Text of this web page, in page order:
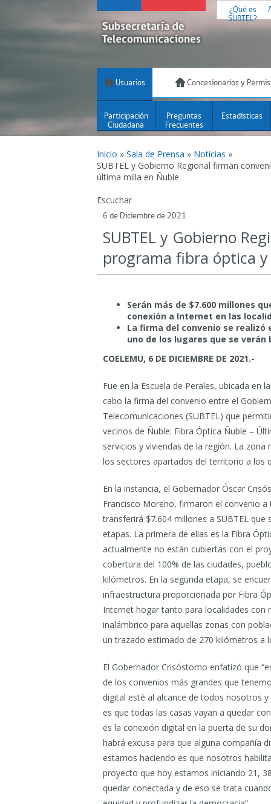
¿Qué es
SUBTEL?
Usuarios Concesionarios y
Participación
Ciudadana
Preguntas
Frecuentes
Estadísticas
Inicio » Sala de Prensa » Noticias »
SUBTEL y Gobierno Regional firman
última milla en Ñuble
Escuchar
6 de Diciembre de 2021
SUBTEL y Gobierno
programa fibra óptica
Serán más de $7.600 millones
conexión a Internet en las
La firma del convenio se realizó
uno de los lugares que se
COELEMU, 6 DE DICIEMBRE DE 2021.-
Fue en la Escuela de Perales, ubicada en
cabo la firma del convenio entre el
Telecomunicaciones (SUBTEL) que
vecinos de Ñuble: Fibra Óptica Ñuble –
servicios y viviendas de la región. La
los sectores apartados del territorio a los
En la instancia, el Gobernador Óscar
Francisco Moreno, firmaron el convenio
transferirá $7.604 millones a SUBTEL
etapas. La primera de ellas es la Fibra
actualmente no están cubiertas con el
cobertura del 100% de las ciudades,
kilómetros. En la segunda etapa, se
infraestructura proporcionada por Fibra
Internet hogar tanto para localidades
inalámbrico para aquellas zonas con
un trazado estimado de 270 kilómetros a
El Gobernador Crisóstomo enfatizó que
de los convenios más grandes que
digital esté al alcance de todos nosotros
es que todas las casas vayan a quedar
es la conexión digital en la puerta de su
habrá excusa para que alguna compañía
estamos haciendo es que nosotros
proyecto que hoy estamos iniciando 21,
quedar conectada y de eso se trata